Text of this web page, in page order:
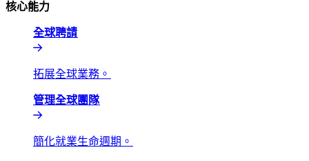
核心能力​​
全球聘請​​
拓展全球業務。​​
管理全球團隊​​
簡化就業生命週期。​​